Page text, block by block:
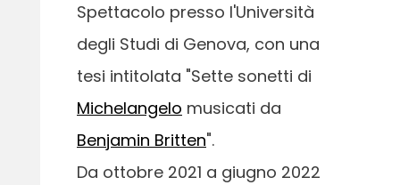
Spettacolo presso l'Università
degli Studi di Genova, con una
tesi intitolata "Sette sonetti di
Michelangelo musicati da
Benjamin Britten".
Da ottobre 2021 a giugno 2022